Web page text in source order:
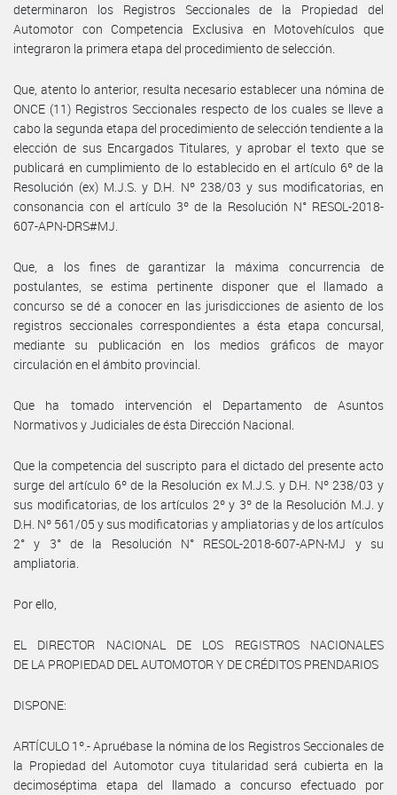
determinaron los Registros Seccionales de la Propiedad del
Automotor con Competencia Exclusiva en Motovehículos que
integraron la primera etapa del procedimiento de selección.
Que, atento lo anterior, resulta necesario establecer una nómina de
ONCE (11) Registros Seccionales respecto de los cuales se lleve a
cabo la segunda etapa del procedimiento de selección tendiente a la
elección de sus Encargados Titulares, y aprobar el texto que se
publicará en cumplimiento de lo establecido en el artículo 6º de la
Resolución (ex) M.J.S. y D.H. Nº 238/03 y sus modificatorias, en
consonancia con el artículo 3º de la Resolución N° RESOL-2018-
607-APN-DRS#MJ.
Que, a los fines de garantizar la máxima concurrencia de
postulantes, se estima pertinente disponer que el llamado a
concurso se dé a conocer en las jurisdicciones de asiento de los
registros seccionales correspondientes a ésta etapa concursal,
mediante su publicación en los medios gráficos de mayor
circulación en el ámbito provincial.
Que ha tomado intervención el Departamento de Asuntos
Normativos y Judiciales de ésta Dirección Nacional.
Que la competencia del suscripto para el dictado del presente acto
surge del artículo 6º de la Resolución ex M.J.S. y D.H. Nº 238/03 y
sus modificatorias, de los artículos 2º y 3º de la Resolución M.J. y
D.H. Nº 561/05 y sus modificatorias y ampliatorias y de los artículos
2° y 3° de la Resolución N° RESOL-2018-607-APN-MJ y su
ampliatoria.
Por ello,
EL DIRECTOR NACIONAL DE LOS REGISTROS NACIONALES
DE LA PROPIEDAD DEL AUTOMOTOR Y DE CRÉDITOS PRENDARIOS
DISPONE:
ARTÍCULO 1º.- Apruébase la nómina de los Registros Seccionales de
la Propiedad del Automotor cuya titularidad será cubierta en la
decimoséptima etapa del llamado a concurso efectuado por